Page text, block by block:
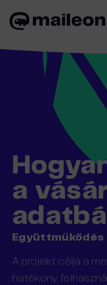
a
Együttműködés
A projekt célja a
hatékony